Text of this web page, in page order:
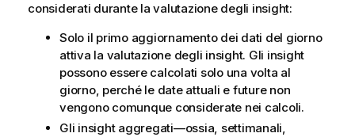
considerati durante la valutazione degli insight:
Solo il primo aggiornamento dei dati del giorno
attiva la valutazione degli insight. Gli insight
possono essere calcolati solo una volta al
giorno, perché le date attuali e future non
vengono comunque considerate nei calcoli.
Gli insight aggregati—ossia, settimanali,